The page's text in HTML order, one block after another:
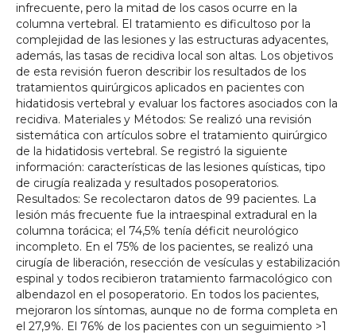
infrecuente, pero la mitad de los casos ocurre en la
columna vertebral. El tratamiento es dificultoso por la
complejidad de las lesiones y las estructuras adyacentes,
además, las tasas de recidiva local son altas. Los objetivos
de esta revisión fueron describir los resultados de los
tratamientos quirúrgicos aplicados en pacientes con
hidatidosis vertebral y evaluar los factores asociados con la
recidiva. Materiales y Métodos: Se realizó una revisión
sistemática con artículos sobre el tratamiento quirúrgico
de la hidatidosis vertebral. Se registró la siguiente
información: características de las lesiones quísticas, tipo
de cirugía realizada y resultados posoperatorios.
Resultados: Se recolectaron datos de 99 pacientes. La
lesión más frecuente fue la intraespinal extradural en la
columna torácica; el 74,5% tenía déficit neurológico
incompleto. En el 75% de los pacientes, se realizó una
cirugía de liberación, resección de vesículas y estabilización
espinal y todos recibieron tratamiento farmacológico con
albendazol en el posoperatorio. En todos los pacientes,
mejoraron los síntomas, aunque no de forma completa en
el 27,9%. El 76% de los pacientes con un seguimiento >1